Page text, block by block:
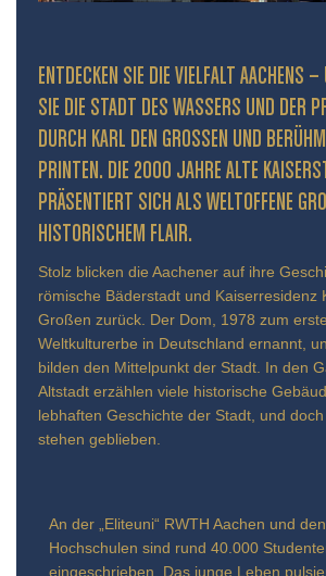
ENTDECKEN SIE DIE VIELFALT AACHENS –
IE DIE STADT DES WASSERS UND DER
URCH KARL DEN GROSSEN UND BERÜHMT
INTEN. DIE 2000 JAHRE ALTE
ÄSENTIERT SICH ALS WELTOFFENE
TORISCHEM FLAIR.
Stolz blicken die Aachener auf ihre
römische Bäderstadt und Kaiserresidenz
Großen zurück. Der Dom, 1978 zum
Weltkulturerbe in Deutschland ernannt,
bilden den Mittelpunkt der Stadt. In den
Altstadt erzählen viele historische
lebhaften Geschichte der Stadt, und
stehen geblieben.
An der „Eliteuni“ RWTH Aachen und
Hochschulen sind rund 40.000
eingeschrieben. Das junge Leben